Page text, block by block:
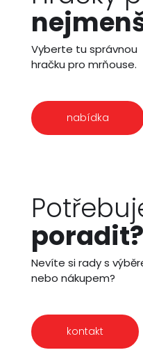
Vyberte tu správnou
hračku pro mrňouse.
nabídka
poradit?
Nevíte si rady s
nebo nákupem?
kontakt